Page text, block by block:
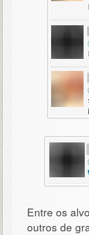
Entre os
outros de